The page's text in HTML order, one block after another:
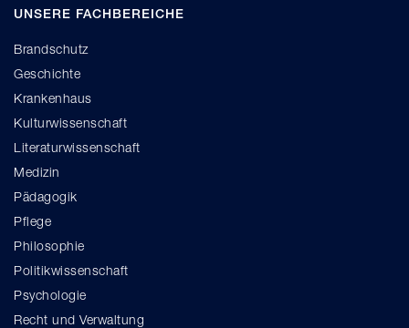
UNSERE FACHBEREICHE
Brandschutz
Geschichte
Krankenhaus
Kulturwissenschaft
Literaturwissenschaft
Medizin
Pädagogik
Pflege
Philosophie
Politikwissenschaft
Psychologie
Recht und Verwaltung